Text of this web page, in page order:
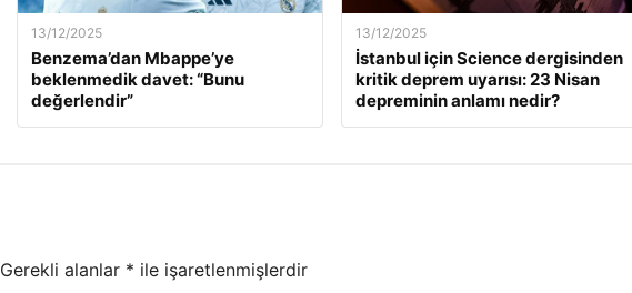
13/12/2025
Benzema’dan Mbappe’ye
beklenmedik davet: “Bunu
değerlendir”
13/12/2025
İstanbul için Science dergisinden
kritik deprem uyarısı: 23 Nisan
depreminin anlamı nedir?
Gerekli alanlar * ile işaretlenmişlerdir